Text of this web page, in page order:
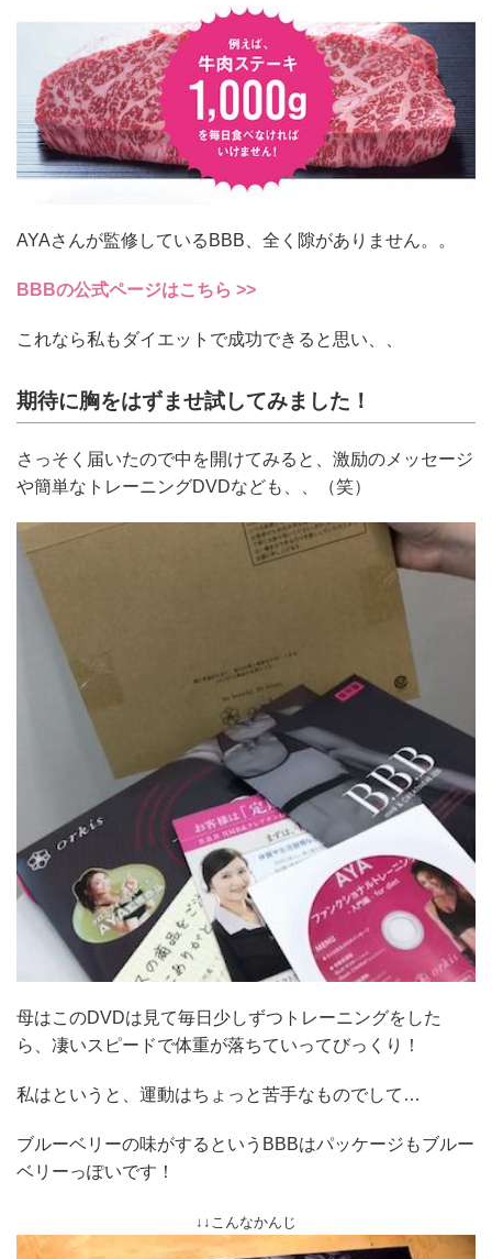
AYAさんが監修しているBBB、全く隙がありません。。
BBBの公式ページはこちら >>
これなら私もダイエットで成功できると思い、、
期待に胸をはずませ試してみました！
さっそく届いたので中を開けてみると、激励のメッセージ
や簡単なトレーニングDVDなども、、（笑）
母はこのDVDは見て毎日少しずつトレーニングをした
ら、凄いスピードで体重が落ちていってびっくり！
私はというと、運動はちょっと苦手なものでして…
ブルーベリーの味がするというBBBはパッケージもブルー
ベリーっぽいです！
↓↓こんなかんじ